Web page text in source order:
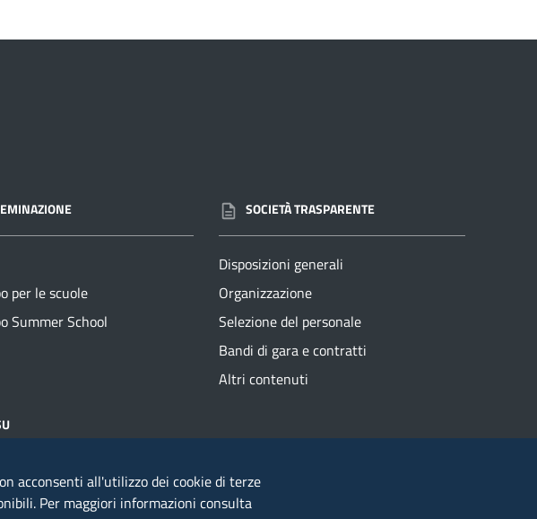
per le scuole
Summer School
SOCIETÀ TRASPARENTE
Disposizioni generali
Organizzazione
Selezione del personale
Bandi di gara e contratti
Altri contenuti
Segnalazioni di illeciti
acconsenti all'utilizzo dei cookie di terze
Per maggiori informazioni consulta